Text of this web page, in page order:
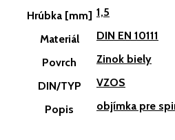
Hrúbka [mm] 1,5
Materiál DIN EN 10111
Povrch Zinok biely
DIN/TYP VZOS
Popis objímka pre